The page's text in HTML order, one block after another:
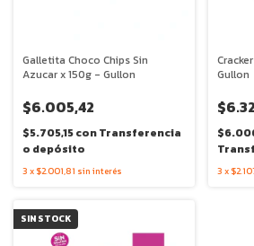
Galletita Choco Chips Sin
Azucar x 150g - Gullon
$6.005,42
$5.705,15conTransferencia
o depósito
3 x $2.001,81 sin interés
Gullon
3 x
SIN STOCK